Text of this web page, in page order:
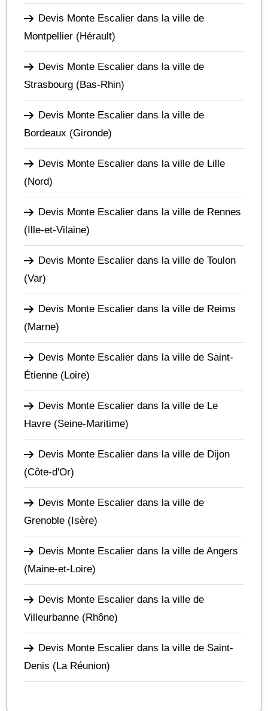
Devis Monte Escalier dans la ville de
Montpellier (Hérault)
Devis Monte Escalier dans la ville de
Strasbourg (Bas-Rhin)
Devis Monte Escalier dans la ville de
Bordeaux (Gironde)
Devis Monte Escalier dans la ville de Lille
(Nord)
Devis Monte Escalier dans la ville de Rennes
(Ille-et-Vilaine)
Devis Monte Escalier dans la ville de Toulon
(Var)
Devis Monte Escalier dans la ville de Reims
(Marne)
Devis Monte Escalier dans la ville de Saint-
Étienne (Loire)
Devis Monte Escalier dans la ville de Le
Havre (Seine-Maritime)
Devis Monte Escalier dans la ville de Dijon
(Côte-d'Or)
Devis Monte Escalier dans la ville de
Grenoble (Isère)
Devis Monte Escalier dans la ville de Angers
(Maine-et-Loire)
Devis Monte Escalier dans la ville de
Villeurbanne (Rhône)
Devis Monte Escalier dans la ville de Saint-
Denis (La Réunion)